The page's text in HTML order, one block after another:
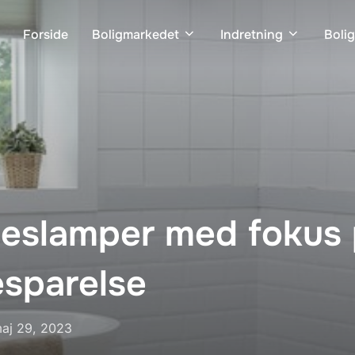
Forside Boligmarkedet Indretning
med
29, 2023